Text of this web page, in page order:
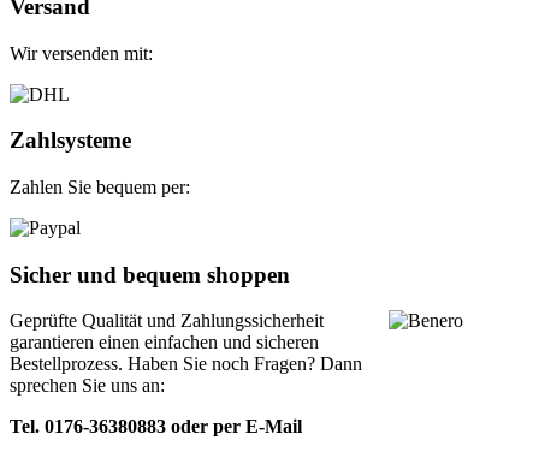
Versand
Wir versenden mit:
Zahlsysteme
Zahlen Sie bequem per:
Sicher und bequem shoppen
Geprüfte Qualität und Zahlungssicherheit
garantieren einen einfachen und sicheren
Bestellprozess. Haben Sie noch Fragen? Dann
sprechen Sie uns an:
Tel. 0176-36380883 oder per E-Mail